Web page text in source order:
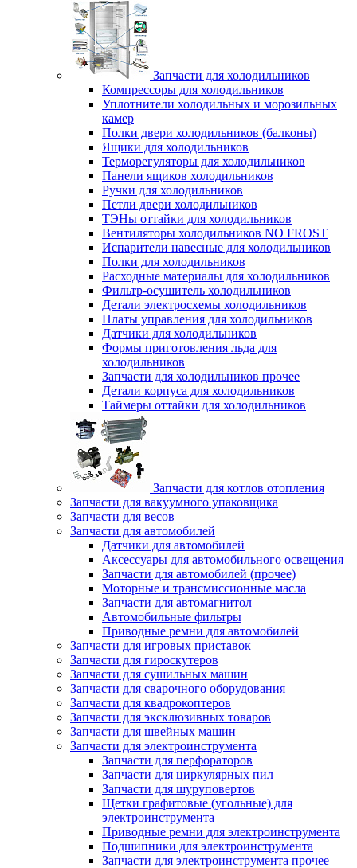
Запчасти для холодильников
Компрессоры для холодильников
Уплотнители холодильных и морозильных
камер
Полки двери холодильников (балконы)
Ящики для холодильников
Терморегуляторы для холодильников
Панели ящиков холодильников
Ручки для холодильников
Петли двери холодильников
ТЭНы оттайки для холодильников
Вентиляторы холодильников NO FROST
Испарители навесные для холодильников
Полки для холодильников
Расходные материалы для холодильников
Фильтр-осушитель холодильников
Детали электросхемы холодильников
Платы управления для холодильников
Датчики для холодильников
Формы приготовления льда для
холодильников
Запчасти для холодильников прочее
Детали корпуса для холодильников
Таймеры оттайки для холодильников
Запчасти для котлов отопления
Запчасти для вакуумного упаковщика
Запчасти для весов
Запчасти для автомобилей
Датчики для автомобилей
Аксессуары для автомобильного освещения
Запчасти для автомобилей (прочее)
Моторные и трансмиссионные масла
Запчасти для автомагнитол
Автомобильные фильтры
Приводные ремни для автомобилей
Запчасти для игровых приставок
Запчасти для гироскутеров
Запчасти для сушильных машин
Запчасти для сварочного оборудования
Запчасти для квадрокоптеров
Запчасти для эксклюзивных товаров
Запчасти для швейных машин
Запчасти для электроинструмента
Запчасти для перфораторов
Запчасти для циркулярных пил
Запчасти для шуруповертов
Щетки графитовые (угольные) для
электроинструмента
Приводные ремни для электроинструмента
Подшипники для электроинструмента
Запчасти для электроинструмента прочее